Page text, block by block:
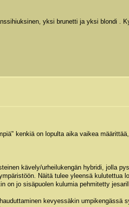
yksi brunetti ja yksi blondi .
kenkiä on lopulta aika vaikea
kävely/urheilukengän hybridi, jolla
Näitä tulee yleensä kulutettua
on jo sisäpuolen kulumia pehmitetty
kevyessäkin